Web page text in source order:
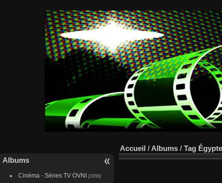
Albums
Cinéma - Séries TV OVNI [1656]
Accueil / Albums / Tag